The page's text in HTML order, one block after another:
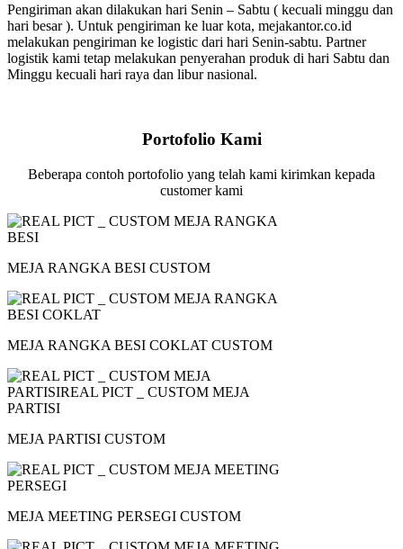
Pengiriman akan dilakukan hari Senin – Sabtu ( kecuali minggu dan
hari besar ). Untuk pengiriman ke luar kota, mejakantor.co.id
melakukan pengiriman ke logistic dari hari Senin-sabtu. Partner
logistik kami tetap melakukan penyerahan produk di hari Sabtu dan
Minggu kecuali hari raya dan libur nasional.
Portofolio Kami
Beberapa contoh portofolio yang telah kami kirimkan kepada
customer kami
MEJA RANGKA BESI CUSTOM
MEJA RANGKA BESI COKLAT CUSTOM
MEJA PARTISI CUSTOM
MEJA MEETING PERSEGI CUSTOM